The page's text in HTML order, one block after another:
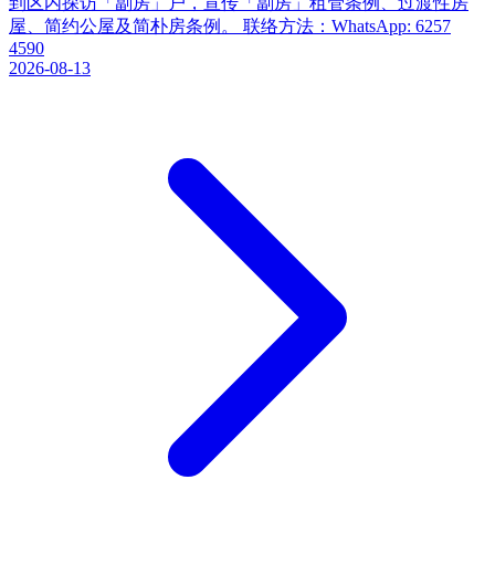
屋、简约公屋及简朴房条例。 联络方法：WhatsApp: 6257
4590
2026-08-13